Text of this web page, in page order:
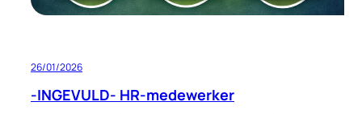
26/01/2026
-INGEVULD- HR-medewerker